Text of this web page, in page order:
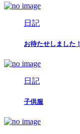
日記
お待たせしました！
日記
子供服